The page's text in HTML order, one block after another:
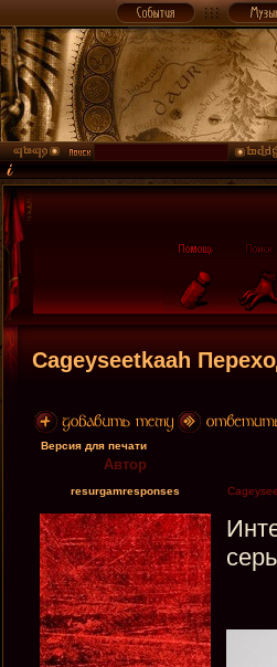
Cageyseetkaah
Версия для печати
Автор
resurgamresponses